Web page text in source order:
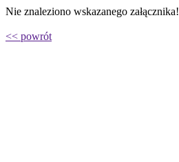
Nie znaleziono wskazanego załącznika!
<< powrót